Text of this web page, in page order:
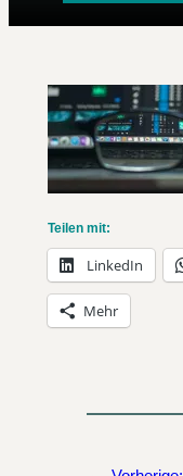
Teilen mit:
LinkedIn
Mehr